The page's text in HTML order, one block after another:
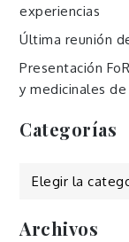
experiencias
Última reunión
Presentación
y medicinales
Categorías
Categorías
Archivos